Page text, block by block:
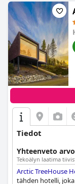
Tiedot
Yhteenveto
Tekoälyn laatima
Arctic TreeHouse
tähden hotelli,